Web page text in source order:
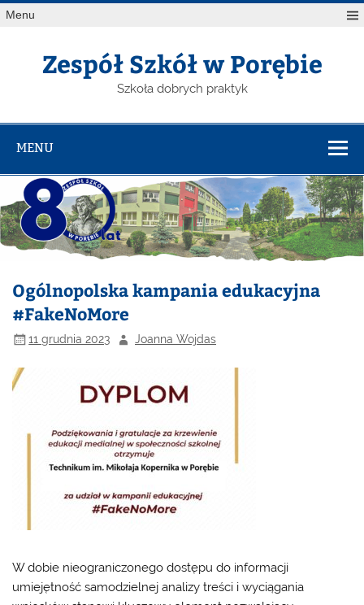
Menu
Zespół Szkół w Porębie
Szkoła dobrych praktyk
MENU
Ogólnopolska kampania edukacyjna
#FakeNoMore
11 grudnia 2023 Joanna Wojdas
W dobie nieograniczonego dostępu do informacji
umiejętność samodzielnej analizy treści i wyciągania